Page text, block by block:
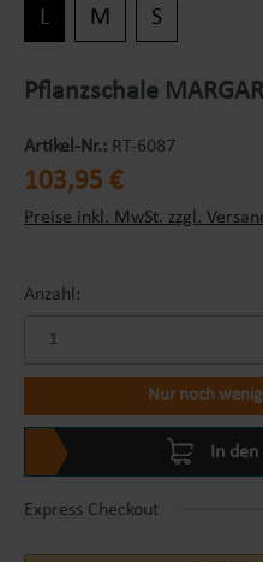
L M S
Pflanzschale
Artikel-Nr.: RT-6087
Regulärer Preis:
103,95 €
Preise inkl. MwSt. zzgl.
Anzahl:
Nur noch
In
Express Checkout